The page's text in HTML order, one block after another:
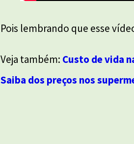
Pois lembrando que esse
Veja também: Custo de vida
Saiba dos preços nos